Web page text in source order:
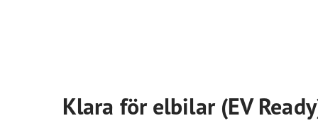
Klara för elbilar (EV